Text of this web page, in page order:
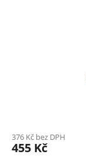
376 Kč bez DPH
455 Kč